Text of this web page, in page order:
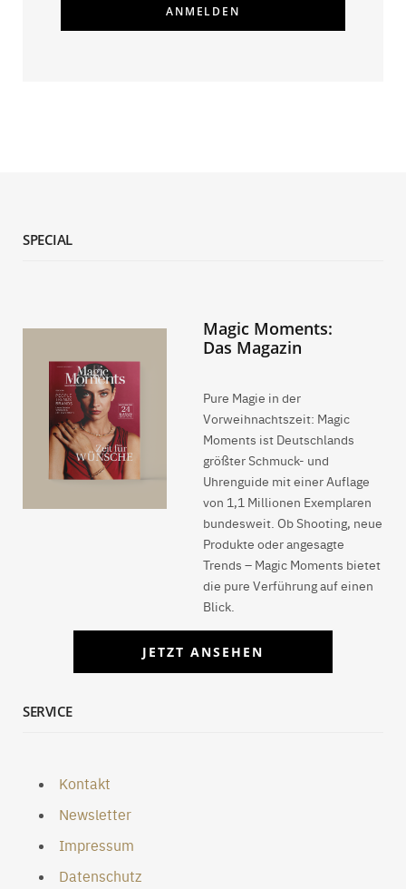
SPECIAL
Magic Moments:
Das Magazin
Pure Magie in der
Vorweihnachtszeit: Magic
Moments ist Deutschlands
größter Schmuck- und
Uhrenguide mit einer Auflage
von 1,1 Millionen Exemplaren
bundesweit. Ob Shooting, neue
Produkte oder angesagte
Trends – Magic Moments bietet
die pure Verführung auf einen
Blick.
JETZT ANSEHEN
SERVICE
Kontakt
Newsletter
Impressum
Datenschutz